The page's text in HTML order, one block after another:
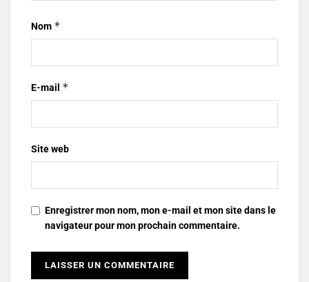
Nom *
E-mail *
Site web
Enregistrer mon nom, mon e-mail et mon site dans le
navigateur pour mon prochain commentaire.